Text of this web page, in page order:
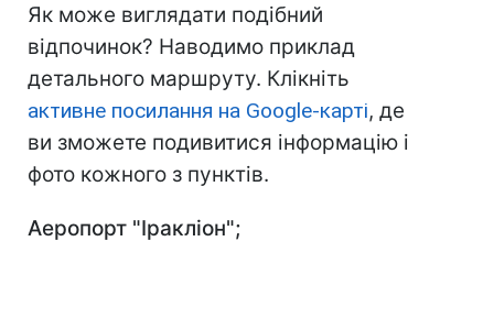
Як може виглядати подібний
відпочинок? Наводимо приклад
детального маршруту. Клікніть
активне посилання на Google-карті, де
ви зможете подивитися інформацію і
фото кожного з пунктів.
Аеропорт "Іракліон";